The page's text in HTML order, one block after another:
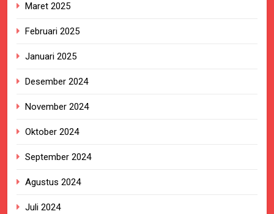
Maret 2025
Februari 2025
Januari 2025
Desember 2024
November 2024
Oktober 2024
September 2024
Agustus 2024
Juli 2024